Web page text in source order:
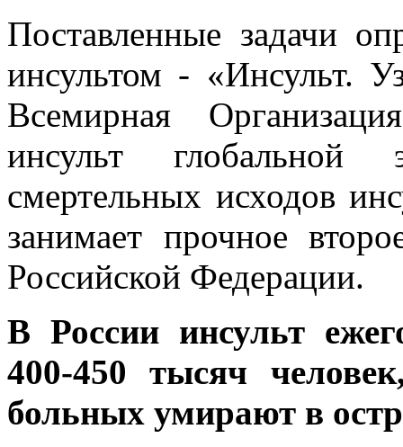
Поставленные задачи
инсультом - «Инсульт.
Всемирная
инсульт глобальной
смертельных исходов
занимает прочное
Российской Федерации.
В России инсульт
400-450 тысяч
больных умирают в